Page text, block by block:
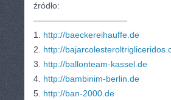
źródło:
———————————
1. http://baeckereihauffe.de
2. http://
3. http://ballonteam-kassel.de
4. http://bambinim-berlin.de
5. http://ban-2000.de